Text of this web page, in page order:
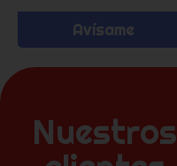
Avísame
Nuestros